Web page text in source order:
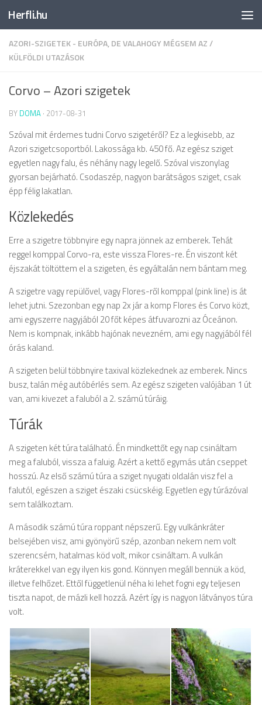
Skip to content
Herfli.hu
AZORI-SZIGETEK - EURÓPA, DE VALAHOGY MÉGSEM AZ/
KÜLFÖLDI UTAZÁSOK
Corvo – Azori szigetek
BY DOMA · 2017-08-31
Szóval mit érdemes tudni Corvo szigetéről? Ez a legkisebb, az
Azori szigetcsoportból. Lakossága kb. 450 fő. Az egész sziget
egyetlen nagy falu, és néhány nagy legelő. Szóval viszonylag
gyorsan bejárható. Csodaszép, nagyon barátságos sziget, csak
épp félig lakatlan.
Közlekedés
Erre a szigetre többnyire egy napra jönnek az emberek. Tehát
reggel komppal Corvo-ra, este vissza Flores-re. Én viszont két
éjszakát töltöttem el a szigeten, és egyáltalán nem bántam meg.
A szigetre vagy repülővel, vagy Flores-ről komppal (pink line) is át
lehet jutni. Szezonban egy nap 2x jár a komp Flores és Corvo közt,
ami egyszerre nagyjából 20 főt képes átfuvarozni az Óceánon.
Nem is kompnak, inkább hajónak nevezném, ami egy nagyjából fél
órás kaland.
A szigeten belül többnyire taxival közlekednek az emberek. Nincs
busz, talán még autóbérlés sem. Az egész szigeten valójában 1 út
van, ami kivezet a faluból a 2. számú túráig.
Túrák
A szigeten két túra található. Én mindkettőt egy nap csináltam
meg a faluból, vissza a faluig. Azért a kettő egymás után cseppet
hosszú. Az első számú túra a sziget nyugati oldalán visz fel a
falutól, egészen a sziget északi csücskéig. Egyetlen egy túrázóval
sem találkoztam.
A második számú túra roppant népszerű. Egy vulkánkráter
belsejében visz, ami gyönyörű szép, azonban nekem nem volt
szerencsém, hatalmas köd volt, mikor csináltam. A vulkán
kráterekkel van egy ilyen kis gond. Könnyen megáll bennük a köd,
illetve felhőzet. Ettől függetlenül néha ki lehet fogni egy teljesen
tiszta napot, de mázli kell hozzá. Azért így is nagyon látványos túra
volt.